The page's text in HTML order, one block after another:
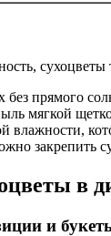
без прямого
мягкой
влажности,
закрепить
в
и